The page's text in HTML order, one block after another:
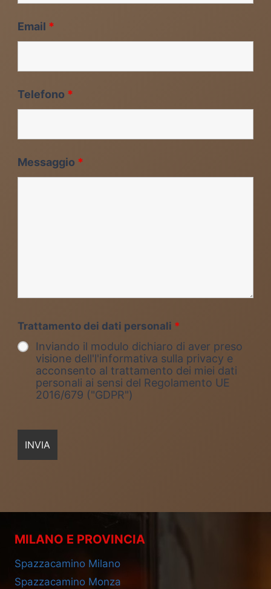
Email *
Telefono *
Messaggio *
Trattamento dei dati personali *
Inviando il modulo dichiaro di aver preso
visione dell'l'informativa sulla privacy e
acconsento al trattamento dei miei dati
personali ai sensi del Regolamento UE
2016/679 ("GDPR")
MILANO E PROVINCIA
Spazzacamino Milano
Spazzacamino Monza